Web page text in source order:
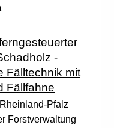
-
Fälltechnik mit
Fällfahne
Pfalz
Forstverwaltung